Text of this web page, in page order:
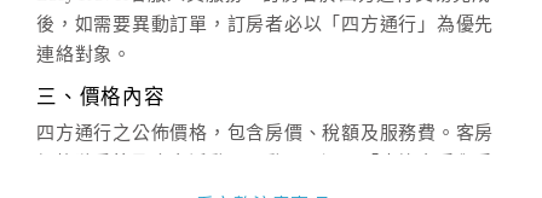
後，如需要異動訂單，訂房者必以「四方通行」為優先
連絡對象。
三、價格內容
四方通行之公佈價格，包含房價、稅額及服務費。客房
價」之當日價格為標準。